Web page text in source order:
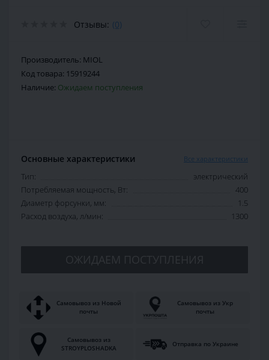
Отзывы: (0)
Производитель: MIOL
Код товара: 15919244
Наличие: Ожидаем поступления
Основные характеристики Все характеристики
Тип:
электрический
Потребляемая мощность, Вт:
400
Диаметр форсунки, мм:
1.5
Расход воздуха, л/мин:
1300
ОЖИДАЕМ ПОСТУПЛЕНИЯ
Самовывоз из Новой
почты
Самовывоз из Укр
почты
Самовывоз из
STROYPLOSHADKA
Отправка по Украине